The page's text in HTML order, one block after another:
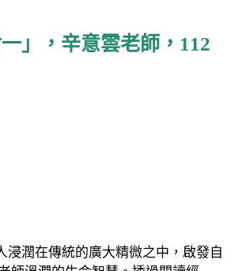
」，辛意雲老師，112
潤在傳統的廣大精微之中，啟發自